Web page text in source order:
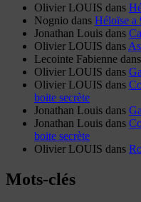
Olivier LOUIS dans
Nognio dans Héloïse a
Jonathan Louis dans
Olivier LOUIS dans
Lecointe Fabienne dans
Olivier LOUIS dans
Olivier LOUIS dans
boite secrète
Jonathan Louis dans
Jonathan Louis dans
boite secrète
Olivier LOUIS dans
Mots-clés